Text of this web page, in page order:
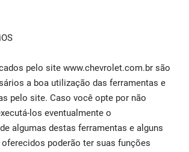
pelo site www.chevrolet.com.br são
a boa utilização das ferramentas e
pelo site. Caso você opte por não
los eventualmente o
algumas destas ferramentas e alguns
poderão ter suas funções